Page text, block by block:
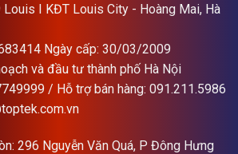
Louis I KĐT Louis City - Hoàng Mai, Hà
Ngày cấp: 30/03/2009
và đầu tư thành phố Hà Nội
/ Hỗ trợ bán hàng: 091.211.5986
296 Nguyễn Văn Quá, P Đông Hưng